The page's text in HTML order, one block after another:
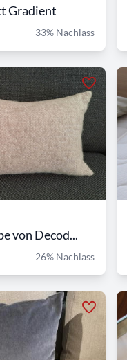
Gradient
33% Nachlass
von Decod...
26% Nachlass